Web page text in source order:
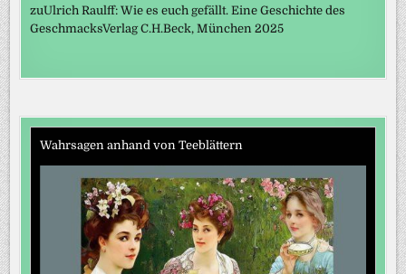
zuUlrich Raulff: Wie es euch gefällt. Eine Geschichte des
GeschmacksVerlag C.H.Beck, München 2025
Wahrsagen anhand von Teeblättern